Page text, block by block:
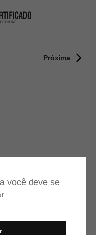
você deve se
Próxima